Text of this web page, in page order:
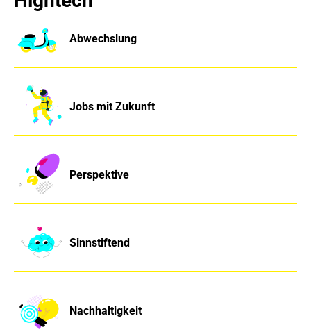
Abwechslung
Jobs mit Zukunft
Perspektive
Sinnstiftend
Nachhaltigkeit